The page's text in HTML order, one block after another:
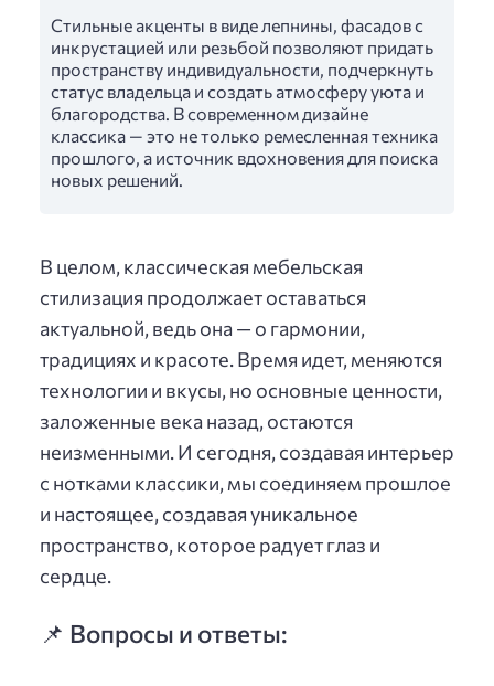
Стильные акценты в виде лепнины, фасадов с
инкрустацией или резьбой позволяют придать
пространству индивидуальности, подчеркнуть
статус владельца и создать атмосферу уюта и
благородства. В современном дизайне
классика — это не только ремесленная техника
прошлого, а источник вдохновения для поиска
новых решений.
В целом, классическая мебельская
стилизация продолжает оставаться
актуальной, ведь она — о гармонии,
традициях и красоте. Время идет, меняются
технологии и вкусы, но основные ценности,
заложенные века назад, остаются
неизменными. И сегодня, создавая интерьер
с нотками классики, мы соединяем прошлое
и настоящее, создавая уникальное
пространство, которое радует глаз и
сердце.
📌 Вопросы и ответы: